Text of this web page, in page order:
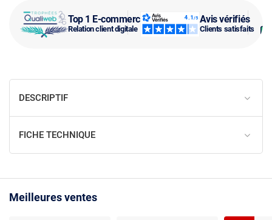
Top 1 E-commerce
Relation client digitale
Avis vérifiés
Clients satisfaits
DESCRIPTIF
FICHE TECHNIQUE
Meilleures ventes